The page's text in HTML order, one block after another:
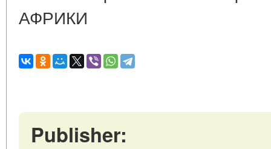
АФРИКИ
Publisher: